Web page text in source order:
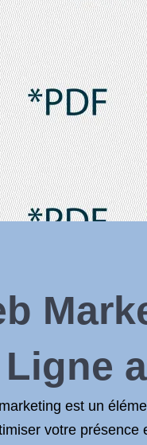
est un
votre présence